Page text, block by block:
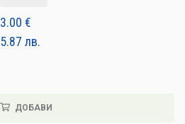
3.00 €
5.87 лв.
ДОБАВИ